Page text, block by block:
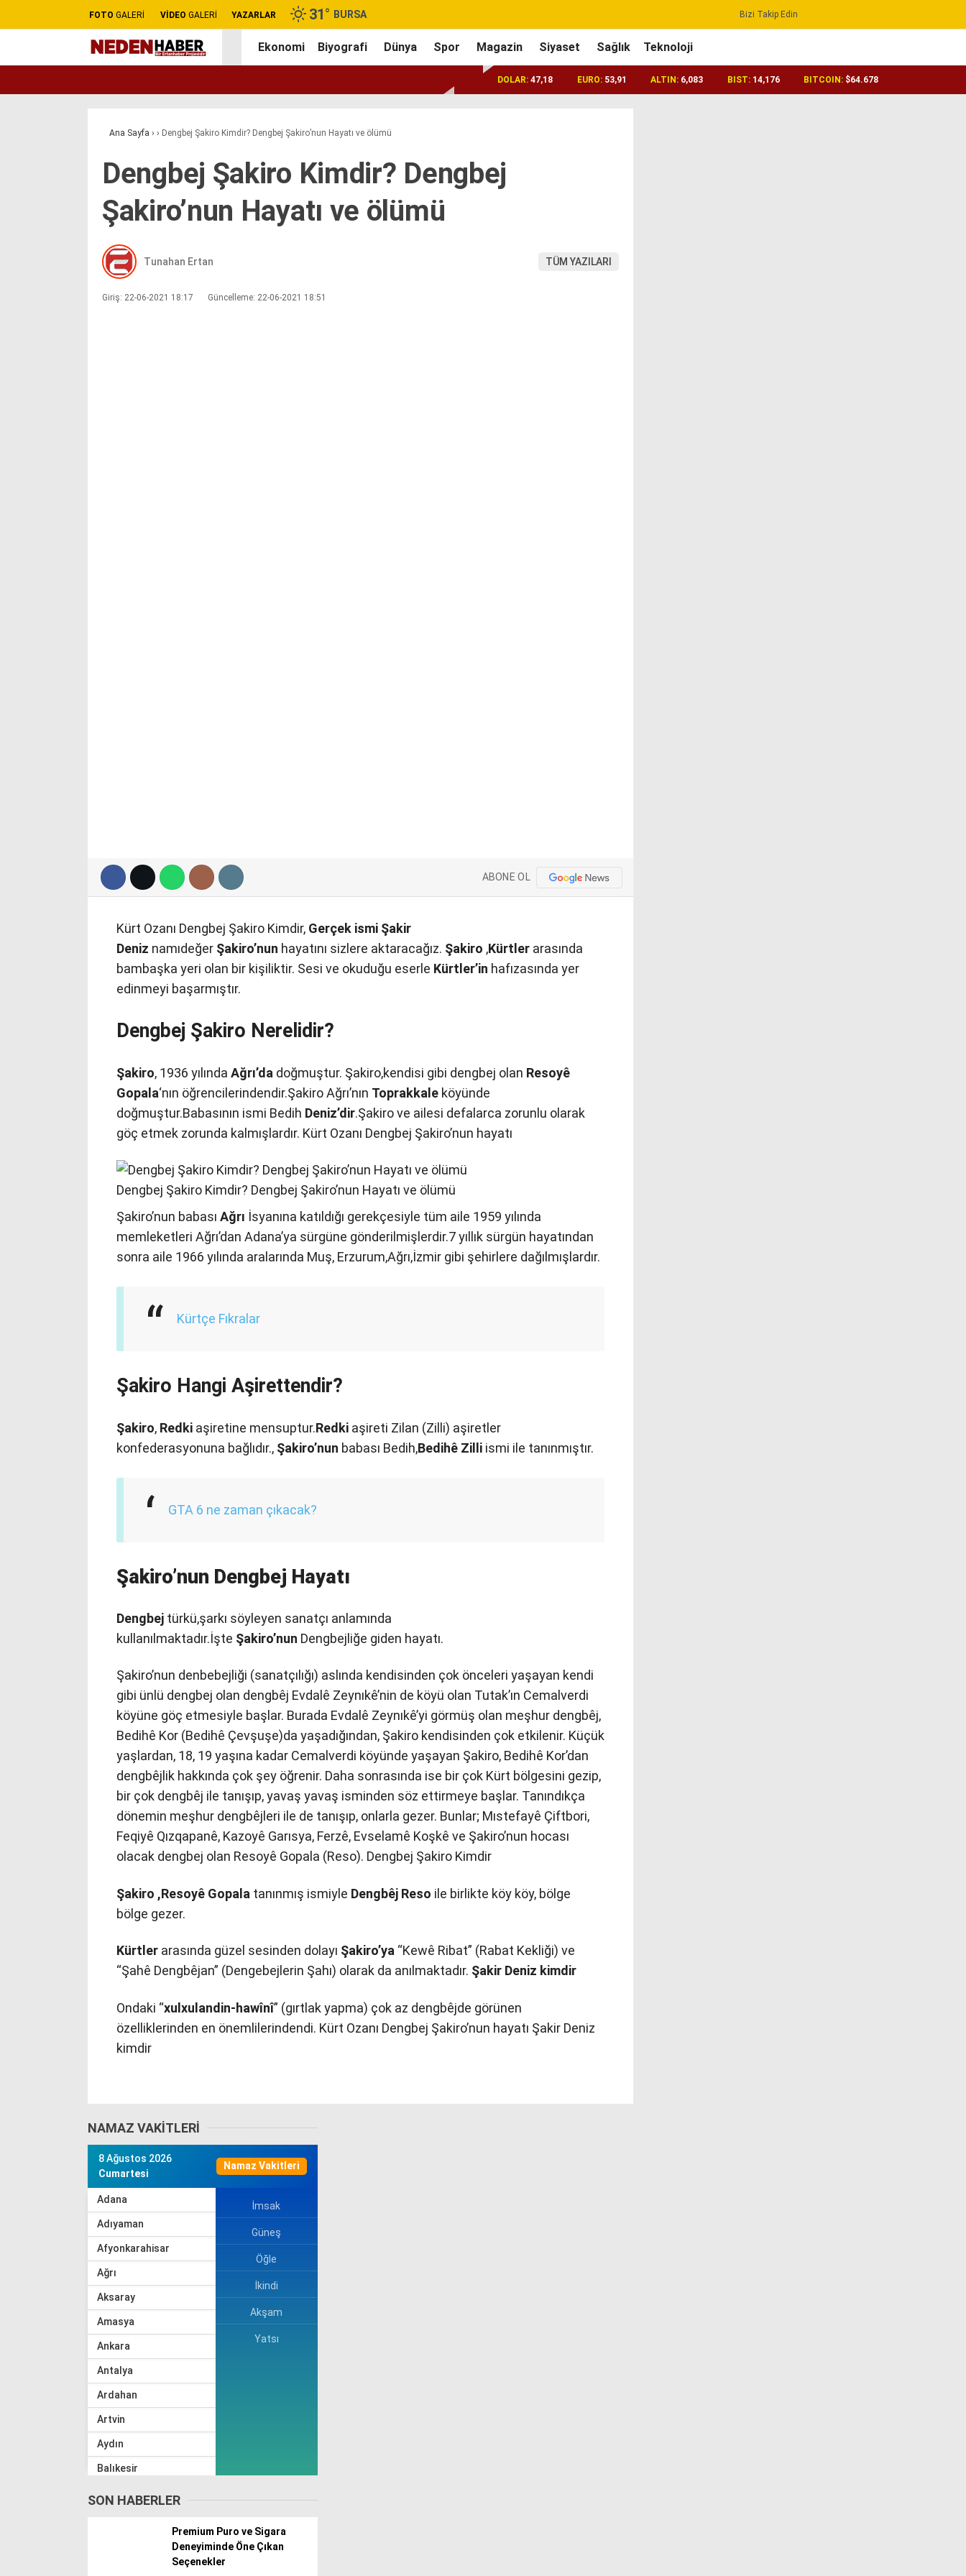
FOTO GALERİ VİDEO GALERİ YAZARLAR 31° BURSA Bizi Takip Edin
Ekonomi Biyografi Dünya Spor Magazin Siyaset Sağlık Teknoloji
DOLAR: 47,18 EURO: 53,91 ALTIN: 6,083 BIST: 14,176 BITCOIN: $64.678
Ana Sayfa › › Dengbej Şakiro Kimdir? Dengbej Şakiro’nun Hayatı ve ölümü
Dengbej Şakiro Kimdir? Dengbej
Şakiro’nun Hayatı ve ölümü
Tunahan Ertan TÜM YAZILARI
Giriş: 22-06-2021 18:17 Güncelleme: 22-06-2021 18:51
ABONE OL
Kürt Ozanı Dengbej Şakiro Kimdir, Gerçek ismi Şakir
Deniz namıdeğer Şakiro’nun hayatını sizlere aktaracağız. Şakiro ,Kürtler arasında
bambaşka yeri olan bir kişiliktir. Sesi ve okuduğu eserle Kürtler’in hafızasında yer
edinmeyi başarmıştır.
Dengbej Şakiro Nerelidir?
Şakiro, 1936 yılında Ağrı’da doğmuştur. Şakiro,kendisi gibi dengbej olan Resoyê
Gopala‘nın öğrencilerindendir.Şakiro Ağrı’nın Toprakkale köyünde
doğmuştur.Babasının ismi Bedih Deniz’dir.Şakiro ve ailesi defalarca zorunlu olarak
göç etmek zorunda kalmışlardır. Kürt Ozanı Dengbej Şakiro’nun hayatı
Dengbej Şakiro Kimdir? Dengbej Şakiro’nun Hayatı ve ölümü
Şakiro’nun babası Ağrı İsyanına katıldığı gerekçesiyle tüm aile 1959 yılında
memleketleri Ağrı’dan Adana’ya sürgüne gönderilmişlerdir.7 yıllık sürgün hayatından
sonra aile 1966 yılında aralarında Muş, Erzurum,Ağrı,İzmir gibi şehirlere dağılmışlardır.
Kürtçe Fıkralar
Şakiro Hangi Aşirettendir?
Şakiro, Redki aşiretine mensuptur.Redki aşireti Zilan (Zilli) aşiretler
konfederasyonuna bağlıdır., Şakiro’nun babası Bedih,Bedihê Zilli ismi ile tanınmıştır.
GTA 6 ne zaman çıkacak?
Şakiro’nun Dengbej Hayatı
Dengbej türkü,şarkı söyleyen sanatçı anlamında
kullanılmaktadır.İşte Şakiro’nun Dengbejliğe giden hayatı.
Şakiro’nun denbebejliği (sanatçılığı) aslında kendisinden çok önceleri yaşayan kendi
gibi ünlü dengbej olan dengbêj Evdalê Zeynıkê’nin de köyü olan Tutak’ın Cemalverdi
köyüne göç etmesiyle başlar. Burada Evdalê Zeynıkê’yi görmüş olan meşhur dengbêj,
Bedihê Kor (Bedihê Çevşuşe)da yaşadığından, Şakiro kendisinden çok etkilenir. Küçük
yaşlardan, 18, 19 yaşına kadar Cemalverdi köyünde yaşayan Şakiro, Bedihê Kor’dan
dengbêjlik hakkında çok şey öğrenir. Daha sonrasında ise bir çok Kürt bölgesini gezip,
bir çok dengbêj ile tanışıp, yavaş yavaş isminden söz ettirmeye başlar. Tanındıkça
dönemin meşhur dengbêjleri ile de tanışıp, onlarla gezer. Bunlar; Mıstefayê Çiftbori,
Feqiyê Qızqapanê, Kazoyê Garısya, Ferzê, Evselamê Koşkê ve Şakiro’nun hocası
olacak dengbej olan Resoyê Gopala (Reso). Dengbej Şakiro Kimdir
Şakiro ,Resoyê Gopala tanınmış ismiyle Dengbêj Reso ile birlikte köy köy, bölge
bölge gezer.
Kürtler arasında güzel sesinden dolayı Şakiro’ya “Kewê Ribat” (Rabat Kekliği) ve
“Şahê Dengbêjan” (Dengebejlerin Şahı) olarak da anılmaktadır. Şakir Deniz kimdir
Ondaki “xulxulandin-hawînî” (gırtlak yapma) çok az dengbêjde görünen
özelliklerinden en önemlilerindendi. Kürt Ozanı Dengbej Şakiro’nun hayatı Şakir Deniz
kimdir
NAMAZ VAKITLERI
8 Ağustos 2026
Cumartesi
Namaz Vakitleri
Adana
Adıyaman
Afyonkarahisar
Ağrı
Aksaray
Amasya
Ankara
Antalya
Ardahan
Artvin
Aydın
Balıkesir
İmsak
Güneş
Öğle
İkindi
Akşam
Yatsı
SON HABERLER
Premium Puro ve Sigara
Deneyiminde Öne Çıkan
Seçenekler